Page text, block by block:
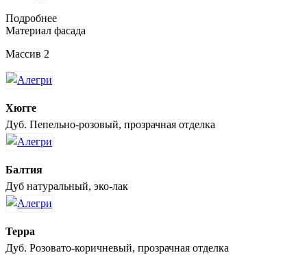
Подробнее
Материал фасада
Массив 2
Хюгге
Дуб. Пепельно-розовый, прозрачная отделка
Балтия
Дуб натуральный, эко-лак
Терра
Дуб. Розовато-коричневый, прозрачная отделка